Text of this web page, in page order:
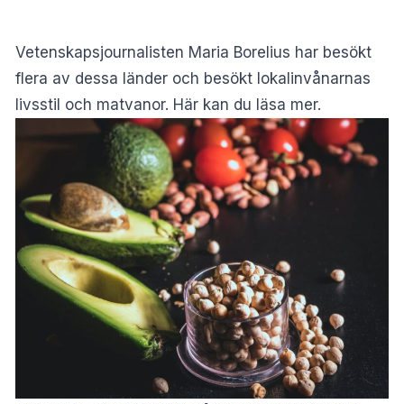
Vetenskapsjournalisten Maria Borelius har besökt
flera av dessa länder och besökt lokalinvånarnas
livsstil och matvanor. Här kan du läsa mer.